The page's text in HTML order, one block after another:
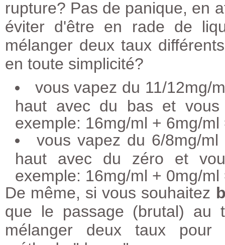
rupture? Pas de panique, en
éviter d'être en rade de
mélanger deux taux
en toute simplicité?
vous vapez du 11/12mg/
haut avec du bas et vous
exemple: 16mg/ml + 6mg/
vous vapez du 6/8mg/
haut avec du zéro et
exemple: 16mg/ml + 0mg/
De même, si vous souhaitez
que le passage (brutal) au
mélanger deux taux pour